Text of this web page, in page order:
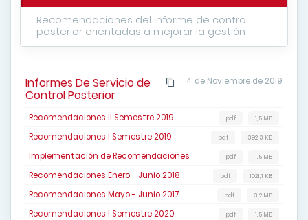
Recomendaciones del informe de control
posterior orientadas a mejorar la gestión
4 de Noviembre de 2019
Informes De Servicio de
Control Posterior
Recomendaciones II Semestre 2019 1,5 MB
pdf
Recomendaciones I Semestre 2019 392,3 KB
pdf
Implementación de Recomendaciones 1,5 MB
pdf
Recomendaciones Enero - Junio 2018 1021,1 KB
pdf
Recomendaciones Mayo - Junio 2017 3,2 MB
pdf
Recomendaciones I Semestre 2020 1,5 MB
pdf